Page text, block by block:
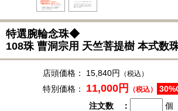
特選腕輪念珠◆
108珠 曹洞宗用 天竺菩提樹 本式数
店頭価格： 15,840円 （税込）
特別価格： 11,000円 （税込）
注文数 ：
個